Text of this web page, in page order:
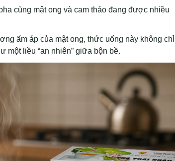
cùng mật ong và cam thảo đang được nhiều
ấm áp của mật ong, thức uống này không chỉ
một liều “an nhiên” giữa bộn bề.